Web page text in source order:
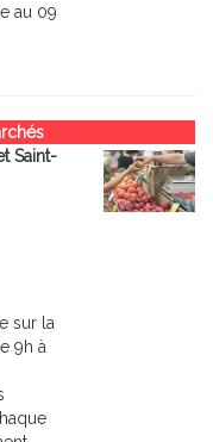
au 09
Saint-
sur la
9h à